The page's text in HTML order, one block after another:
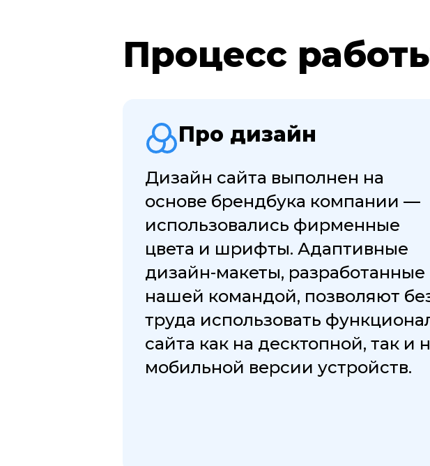
Процесс
Про дизайн
Дизайн сайта выполнен на
основе брендбука компании —
использовались фирменные
цвета и шрифты. Адаптивные
дизайн-макеты, разработанные
нашей командой, позволяют
труда использовать
сайта как на десктопной, так и
мобильной версии устройств.